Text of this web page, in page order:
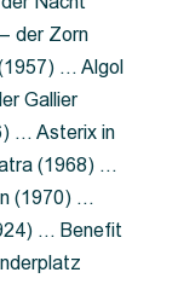
der Zorn
… Algol
Gallier
… Asterix in
(1968) …
(1970) …
… Benefit